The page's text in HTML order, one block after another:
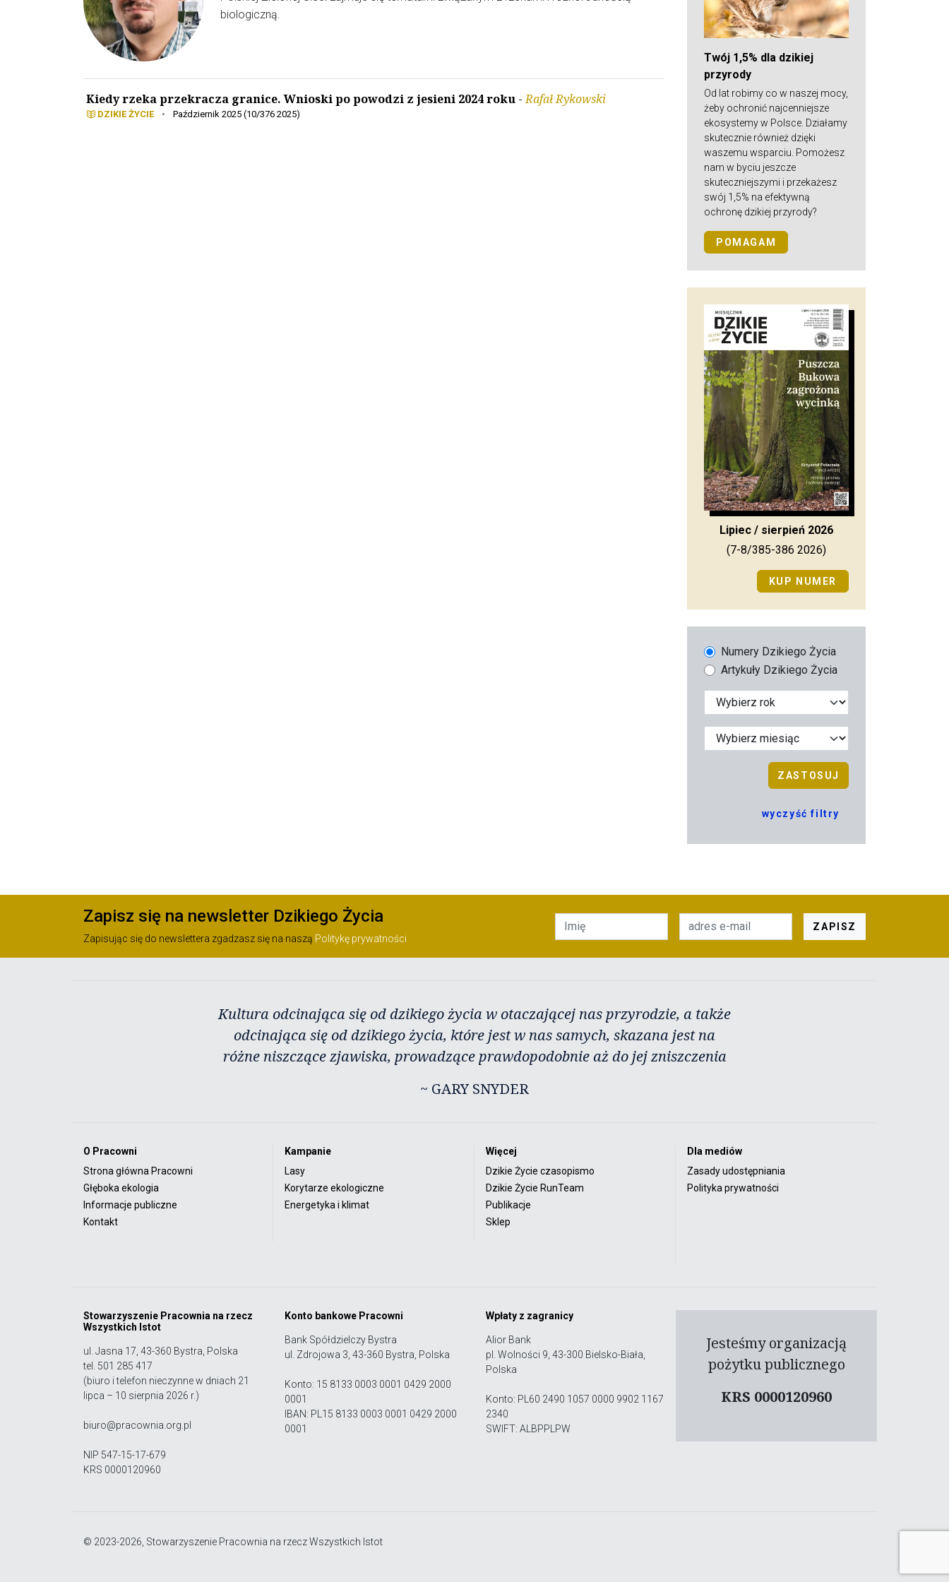
biologiczną.
Kiedy rzeka przekracza granice. Wnioski po powodzi z jesieni 2024 roku -Rafał Rykowski
DZIKIE ŻYCIE • Październik 2025 (10/376 2025)
Twój 1,5% dla dzikiej
przyrody
Od lat robimy co w naszej mocy,
żeby ochronić najcenniejsze
ekosystemy w Polsce. Działamy
skutecznie również dzięki
waszemu wsparciu. Pomożesz
nam w byciu jeszcze
skuteczniejszymi i przekażesz
swój 1,5% na efektywną
ochronę dzikiej przyrody?
POMAGAM
Lipiec / sierpień 2026
(7-8/385-386 2026)
KUP NUMER
Numery Dzikiego Życia
Artykuły Dzikiego Życia
ZASTOSUJ
wyczyść filtry
Zapisz się na newsletter Dzikiego Życia
Zapisując się do newslettera zgadzasz się na naszą Politykę prywatności
ZAPISZ
Kultura odcinająca się od dzikiego życia w otaczającej nas przyrodzie, a także
odcinająca się od dzikiego życia, które jest w nas samych, skazana jest na
różne niszczące zjawiska, prowadzące prawdopodobnie aż do jej zniszczenia
~ GARY SNYDER
O Pracowni
Strona główna Pracowni
Głęboka ekologia
Informacje publiczne
Kontakt
Kampanie
Lasy
Korytarze ekologiczne
Energetyka i klimat
Więcej
Dzikie Życie czasopismo
Dzikie Życie RunTeam
Publikacje
Sklep
Dla mediów
Zasady udostępniania
Polityka prywatności
Stowarzyszenie Pracownia na rzecz
Wszystkich Istot
ul. Jasna 17, 43-360 Bystra, Polska
tel. 501 285 417
(biuro i telefon nieczynne w dniach 21
lipca – 10 sierpnia 2026 r.)
biuro@pracownia.org.pl
NIP 547-15-17-679
KRS 0000120960
Konto bankowe Pracowni
Bank Spółdzielczy Bystra
ul. Zdrojowa 3, 43-360 Bystra, Polska
Konto: 15 8133 0003 0001 0429 2000
0001
IBAN: PL15 8133 0003 0001 0429 2000
0001
Wpłaty z zagranicy
Alior Bank
pl. Wolności 9, 43-300 Bielsko-Biała,
Polska
Konto: PL60 2490 1057 0000 9902 1167
2340
SWIFT: ALBPPLPW
Jesteśmy organizacją
pożytku publicznego
KRS 0000120960
© 2023-2026, Stowarzyszenie Pracownia na rzecz Wszystkich Istot